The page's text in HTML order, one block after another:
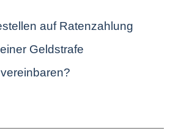
auf Ratenzahlung
Geldstrafe